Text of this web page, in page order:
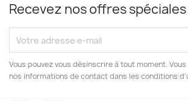
Recevez nos offres spéciales
Vous pouvez vous désinscrire à tout moment.
nos informations de contact dans les conditions